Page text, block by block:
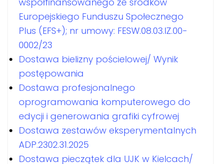
Europejskiego Funduszu Społecznego
Plus (EFS+); nr umowy: FESW.08.03.IZ.00-
0002/23
Dostawa bielizny pościelowej/ Wynik
postępowania
Dostawa profesjonalnego
oprogramowania komputerowego do
edycji i generowania grafiki cyfrowej
Dostawa zestawów eksperymentalnych
ADP.2302.31.2025
Dostawa pieczątek dla UJK w Kielcach/